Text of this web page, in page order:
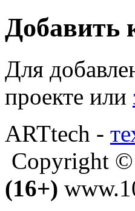
Добавить
Для
проекте или
ARTtech -
Copyright
(16+)